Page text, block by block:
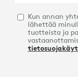
Kun annan
lähettää
tuotteista ja